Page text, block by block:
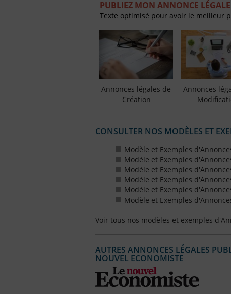
PUBLIEZ MON ANNONCE
Texte optimisé pour avoir le meilleur
Annonces légales de
Création
Annonces
CONSULTER NOS MODÈLES ET
Modèle et Exemples
Modèle et Exemples
Modèle et Exemples
Modèle et Exemples
Modèle et Exemples
Modèle et Exemples
Voir tous nos modèles et exemples
AUTRES ANNONCES LÉGALES
NOUVEL ECONOMISTE